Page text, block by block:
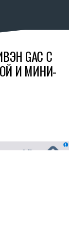
GAC С
И МИНИ-